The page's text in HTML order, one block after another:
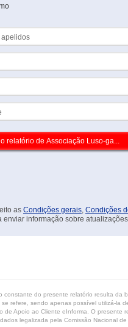
as Condições gerais, Condições
enviar informação sobre
constante do presente relatório resulta
refere, sendo apenas possível utilizá-la
de Apoio ao Cliente eInforma. O presente
legalizada pela Comissão Nacional